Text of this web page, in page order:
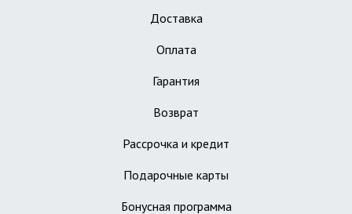
Доставка
Оплата
Гарантия
Возврат
Рассрочка и кредит
Подарочные карты
Бонусная программа